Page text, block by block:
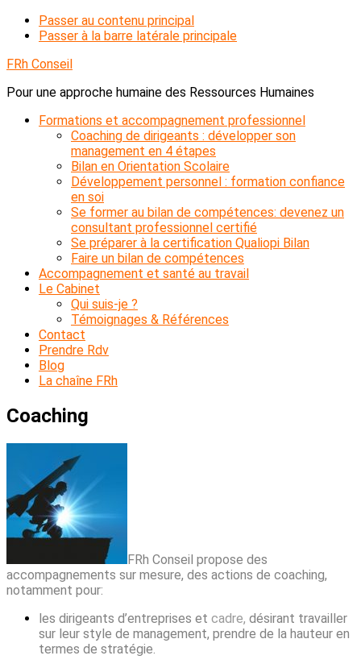
Passer au contenu principal
Passer à la barre latérale principale
FRh Conseil
Pour une approche humaine des Ressources Humaines
Formations et accompagnement professionnel
Coaching de dirigeants : développer son
management en 4 étapes
Bilan en Orientation Scolaire
Développement personnel : formation confiance
en soi
Se former au bilan de compétences: devenez un
consultant professionnel certifié
Se préparer à la certification Qualiopi Bilan
Faire un bilan de compétences
Accompagnement et santé au travail
Le Cabinet
Qui suis-je ?
Témoignages & Références
Contact
Prendre Rdv
Blog
La chaîne FRh
Coaching
FRh Conseil propose des
accompagnements sur mesure, des actions de coaching,
notamment pour:
les dirigeants d’entreprises et cadre, désirant travailler
sur leur style de management, prendre de la hauteur en
termes de stratégie.